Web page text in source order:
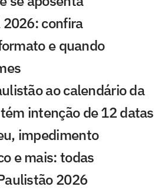
2026: confira
e quando
ao calendário da
intenção de 12 datas
impedimento
e mais: todas
2026